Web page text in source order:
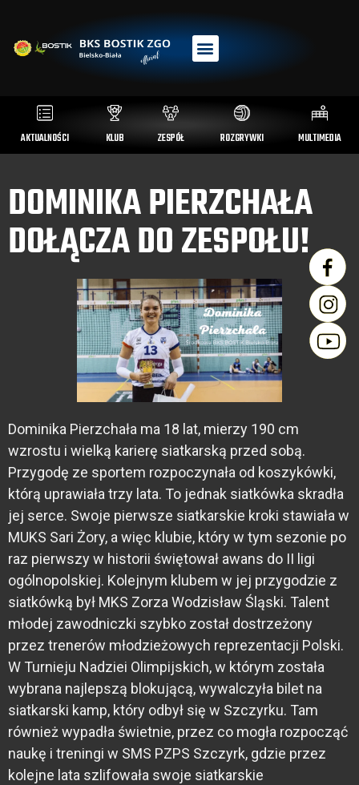
AKTUALNOŚCI KLUB ZESPÓŁ ROZGRYWKI MULTIMEDIA
DOMINIKA PIERZCHAŁA
DOŁĄCZA DO ZESPOŁU!
Dominika Pierzchała ma 18 lat, mierzy 190 cm
wzrostu i wielką karierę siatkarską przed sobą.
Przygodę ze sportem rozpoczynała od koszykówki,
którą uprawiała trzy lata. To jednak siatkówka skradła
jej serce. Swoje pierwsze siatkarskie kroki stawiała w
MUKS Sari Żory, a więc klubie, który w tym sezonie po
raz pierwszy w historii świętował awans do II ligi
ogólnopolskiej. Kolejnym klubem w jej przygodzie z
siatkówką był MKS Zorza Wodzisław Śląski. Talent
młodej zawodniczki szybko został dostrzeżony
przez trenerów młodzieżowych reprezentacji Polski.
W Turnieju Nadziei Olimpijskich, w którym została
wybrana najlepszą blokującą, wywalczyła bilet na
siatkarski kamp, który odbył się w Szczyrku. Tam
również wypadła świetnie, przez co mogła rozpocząć
naukę i treningi w SMS PZPS Szczyrk, gdzie przez
kolejne lata szlifowała swoje siatkarskie